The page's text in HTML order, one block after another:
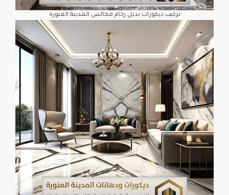
تركيب ديكورات بديل رخام مجالس المدينة المنورة